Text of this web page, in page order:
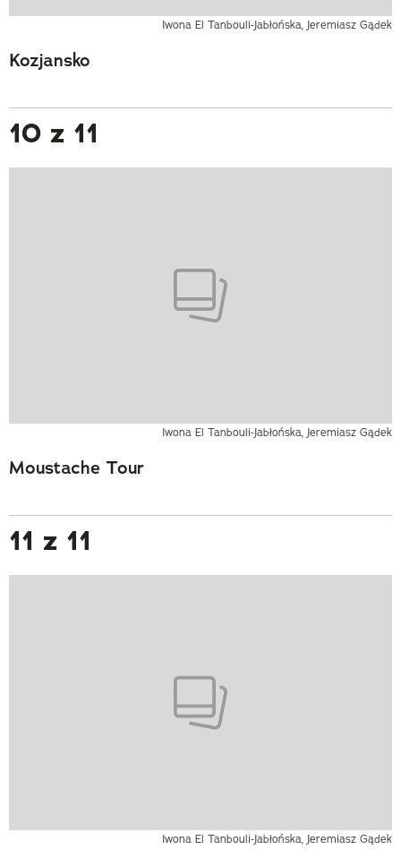
Iwona El Tanbouli-Jabłońska, Jeremiasz Gądek
Kozjansko
10 z 11
Iwona El Tanbouli-Jabłońska, Jeremiasz Gądek
Moustache Tour
11 z 11
Iwona El Tanbouli-Jabłońska, Jeremiasz Gądek